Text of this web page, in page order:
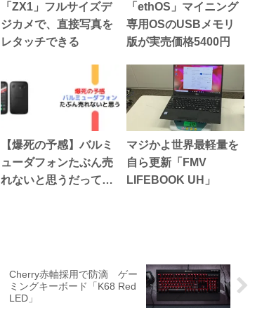
「ZX1」フルサイズデ
ジカメで、直接写真を
レタッチできる
「ethOS」マイニング
専用OSのUSBメモリ
版が実売価格5400円
【爆死の予感】バルミ
ューダフォンたぶん売
れないと思うだってダ
マジかよ世界最軽量を
自ら更新「FMV
LIFEBOOK UH」
Cherry赤軸採用で防滴 ゲー
ミングキーボード「K68 Red
LED」